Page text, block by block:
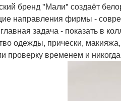
бренд "Мали" создаёт
направления фирмы -
задача - показать в
одежды, прически,
проверку временем и